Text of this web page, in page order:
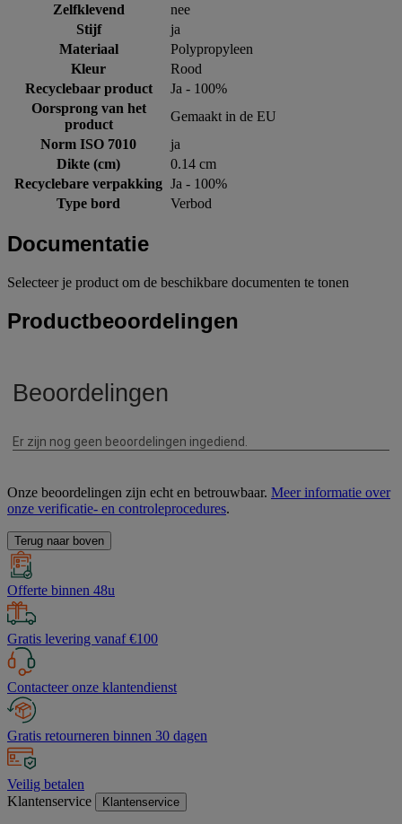
Zelfklevend
nee
Stijf
ja
Materiaal
Polypropyleen
Kleur
Rood
Recyclebaar product
Ja - 100%
Oorsprong van het
product
Gemaakt in de EU
Norm ISO 7010
ja
Dikte (cm)
0.14 cm
Recyclebare verpakking Ja - 100%
Type bord
Verbod
Documentatie
Selecteer je product om de beschikbare documenten te tonen
Productbeoordelingen
Onze beoordelingen zijn echt en betrouwbaar. Meer informatie over
onze verificatie- en controleprocedures.
Terug naar boven
Offerte binnen 48u
Gratis levering vanaf €100
Contacteer onze klantendienst
Gratis retourneren binnen 30 dagen
Veilig betalen
Klantenservice
Klantenservice